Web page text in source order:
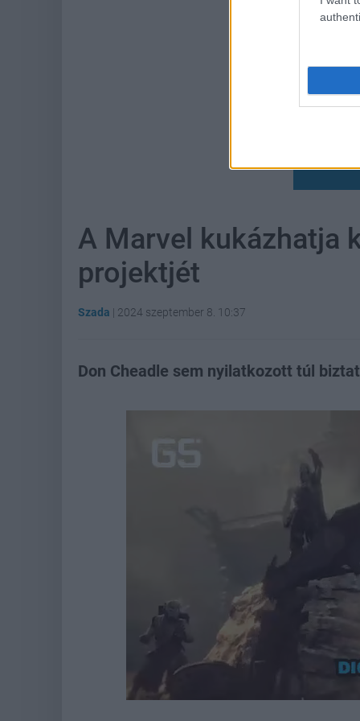
A Marvel kukázhatja
projektjét
Szada | 2024 szeptember 8. 10:37
Don Cheadle sem nyilatkozott túl